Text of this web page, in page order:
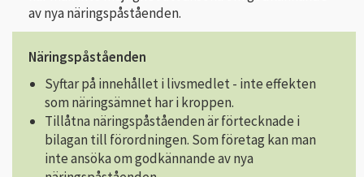
av nya näringspåståenden.
Näringspåståenden
Syftar på innehållet i livsmedlet - inte effekten
som näringsämnet har i kroppen.
Tillåtna näringspåståenden är förtecknade i
bilagan till förordningen. Som företag kan man
inte ansöka om godkännande av nya